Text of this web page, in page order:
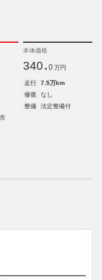
本体価格
340. 0 万円
走行
7.5万km
修復
なし
整備
法定整備付